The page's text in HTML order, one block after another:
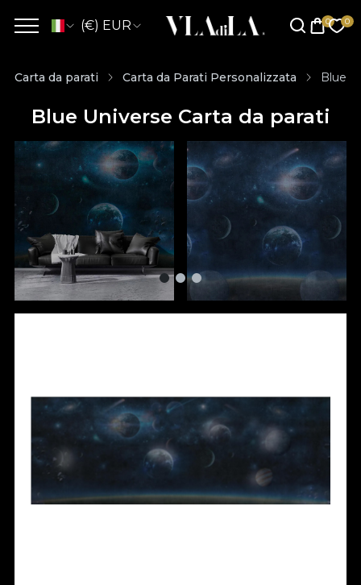
(€) EUR
Carta da parati Carta da Parati Personalizzata Blue
Blue Universe Carta da parati